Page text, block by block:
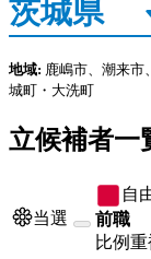
地域: 鹿嶋市、潮来市
城町・大洗町
立候補者一
当選
自
前職
比例重